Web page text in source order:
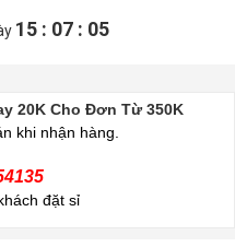
15 : 07 : 05
20K Cho Đơn Từ 350K
khi nhận hàng.
đặt sỉ